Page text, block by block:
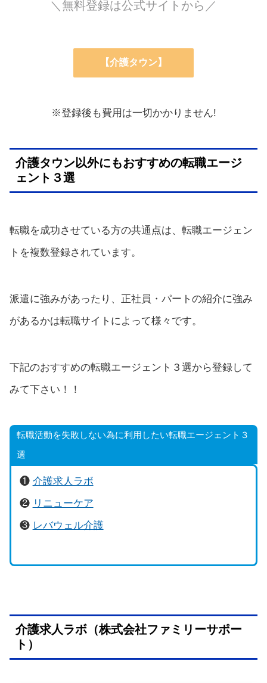
＼無料登録は公式サイトから／
【介護タウン】
※登録後も費用は一切かかりません!
介護タウン以外にもおすすめの転職エージ
ェント３選
転職を成功させている方の共通点は、転職エージェン
トを複数登録されています。
派遣に強みがあったり、正社員・パートの紹介に強み
があるかは転職サイトによって様々です。
下記のおすすめの転職エージェント３選から登録して
みて下さい！！
転職活動を失敗しない為に利用したい転職エージェント３
選
❶ 介護求人ラボ
❷ リニューケア
❸ レバウェル介護
介護求人ラボ（株式会社ファミリーサポー
ト）